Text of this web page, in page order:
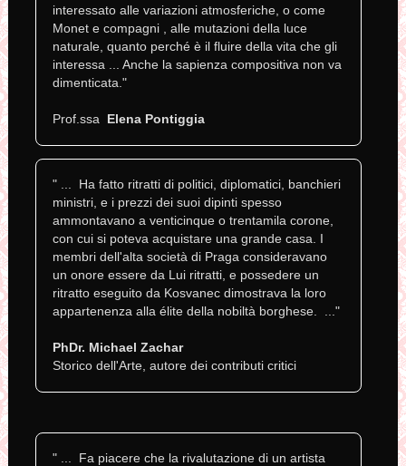
interessato alle variazioni atmosferiche, o come
Monet e compagni , alle mutazioni della luce
naturale, quanto perché è il fluire della vita che gli
interessa ... Anche la sapienza compositiva non va
dimenticata."
Prof.ssa Elena Pontiggia
" ... Ha fatto ritratti di politici, diplomatici, banchieri
ministri, e i prezzi dei suoi dipinti spesso
ammontavano a venticinque o trentamila corone,
con cui si poteva acquistare una grande casa. I
membri dell'alta società di Praga consideravano
un onore essere da Lui ritratti, e possedere un
ritratto eseguito da Kosvanec dimostrava la loro
appartenenza alla élite della nobiltà borghese. ..."
PhDr. Michael Zachar
Storico dell'Arte, autore dei contributi critici
" ... Fa piacere che la rivalutazione di un artista